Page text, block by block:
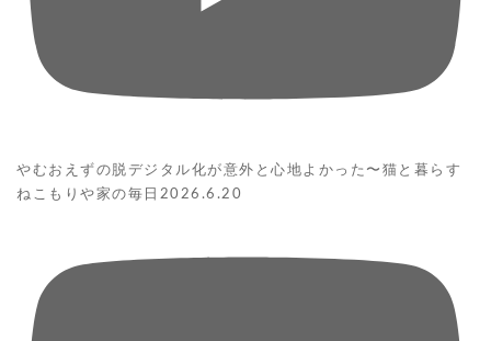
やむおえずの脱デジタル化が意外と心地よかった〜猫と暮らす
ねこもりや家の毎日2026.6.20